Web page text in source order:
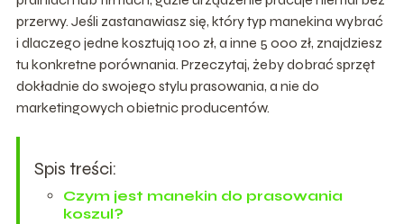
przerwy. Jeśli zastanawiasz się, który typ manekina wybrać
i dlaczego jedne kosztują 100 zł, a inne 5 000 zł, znajdziesz
tu konkretne porównania. Przeczytaj, żeby dobrać sprzęt
dokładnie do swojego stylu prasowania, a nie do
marketingowych obietnic producentów.
Spis treści:
Czym jest manekin do prasowania
koszul?